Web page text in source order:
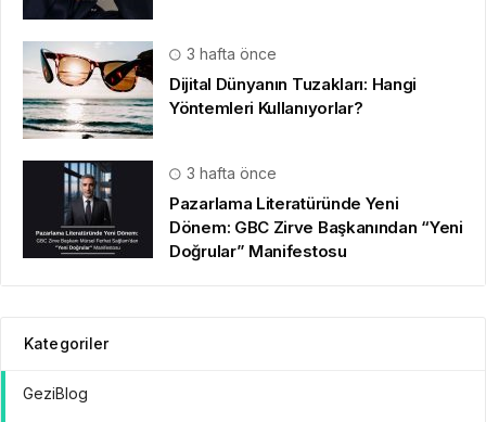
3 hafta önce
Dijital Dünyanın Tuzakları: Hangi
Yöntemleri Kullanıyorlar?
3 hafta önce
Pazarlama Literatüründe Yeni
Dönem: GBC Zirve Başkanından “Yeni
Doğrular” Manifestosu
Kategoriler
GeziBlog